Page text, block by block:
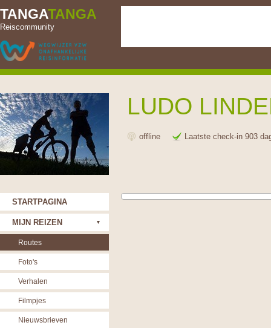
TANGATANGA
Reiscommunity
LUDO
offline Laatste check-in 903
STARTPAGINA
MIJN REIZEN
Routes
Foto's
Verhalen
Filmpjes
Nieuwsbrieven